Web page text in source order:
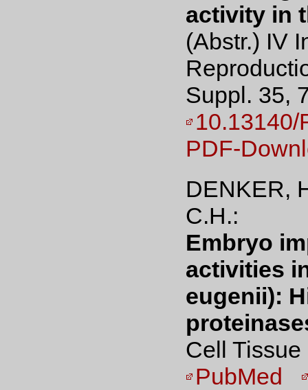
activity in
(Abstr.) IV
Suppl. 35,
10.13140/
PDF-
DENKER,
C.H.:
Embryo
activities
eugenii):
Cell
PubMed